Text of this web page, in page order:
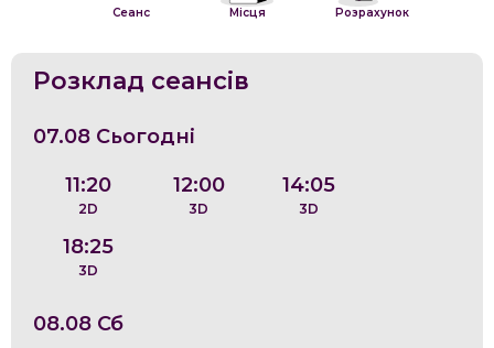
Сеанс Місця Розрахунок
Розклад сеансів
07.08 Сьогодні
11:20
2D
12:00
3D
14:05
3D
18:25
3D
08.08 Сб